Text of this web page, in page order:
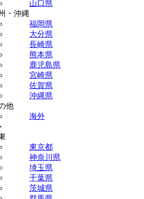
山口県
・沖縄
福岡県
大分県
長崎県
熊本県
鹿児島県
宮崎県
佐賀県
沖縄県
他
海外
東京都
神奈川県
埼玉県
千葉県
茨城県